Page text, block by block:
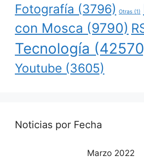
Fotografía (3796) Otras (1)
con Mosca (9790)
Tecnología
Youtube (3605)
Noticias por Fecha
Marzo 2022